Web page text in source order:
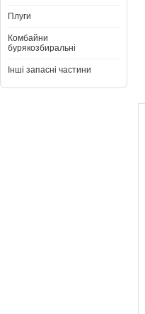
Плуги
Комбайни
бурякозбиральні
Інші запасні частини